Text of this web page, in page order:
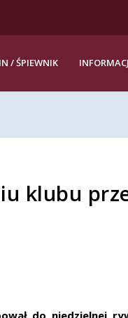
/ ŚPIEWNIK
klubu
do niedzielnej